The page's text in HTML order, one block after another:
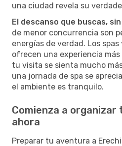
una ciudad revela su
El descanso que buscas,
de menor concurrencia son
energías de verdad. Los
ofrecen una experiencia
tu visita se sienta mucho
una jornada de spa se
el ambiente es tranquilo.
Comienza a organizar
ahora
Preparar tu aventura a